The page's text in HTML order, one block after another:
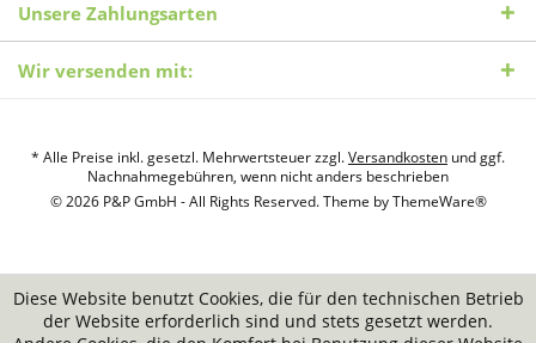
Unsere Zahlungsarten
Wir versenden mit:
* Alle Preise inkl. gesetzl. Mehrwertsteuer zzgl.Versandkosten und ggf.
Nachnahmegebühren, wenn nicht anders beschrieben
© 2026 P&P GmbH - All Rights Reserved. Theme byThemeWare®
Diese Website benutzt Cookies, die für den technischen Betrieb
der Website erforderlich sind und stets gesetzt werden.